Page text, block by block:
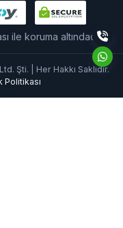
ile koruma altındadır.
Şti. | Her Hakkı Saklıdır.
Politikası